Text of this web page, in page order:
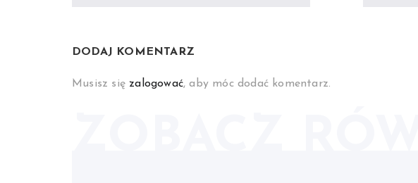
DODAJ KOMENTARZ
Musisz się zalogować, aby móc dodać komentarz.